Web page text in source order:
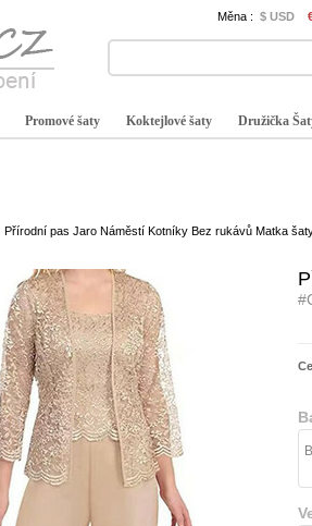
Měna : $ USD
Promové šaty Koktejlové šaty Družička
Přírodní pas Jaro Náměstí Kotníky Bez rukávů Matka